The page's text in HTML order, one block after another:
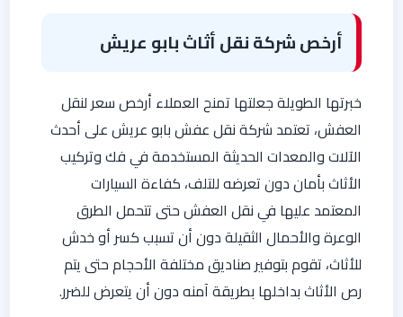
أرخص شركة نقل أثاث بابو عريش
خبرتها الطويلة جعلتها تمنح العملاء أرخص سعر لنقل
العفش، تعتمد شركة نقل عفش بابو عريش على أحدث
الآلات والمعدات الحديثة المستخدمة في فك وتركيب
الأثاث بأمان دون تعرضه للتلف، كفاءة السيارات
المعتمد عليها في نقل العفش حتى تتحمل الطرق
الوعرة والأحمال الثقيلة دون أن تسبب كسر أو خدش
للأثاث، تقوم بتوفير صناديق مختلفة الأحجام حتى يتم
رص الأثاث بداخلها بطريقة آمنه دون أن يتعرض للضرر.